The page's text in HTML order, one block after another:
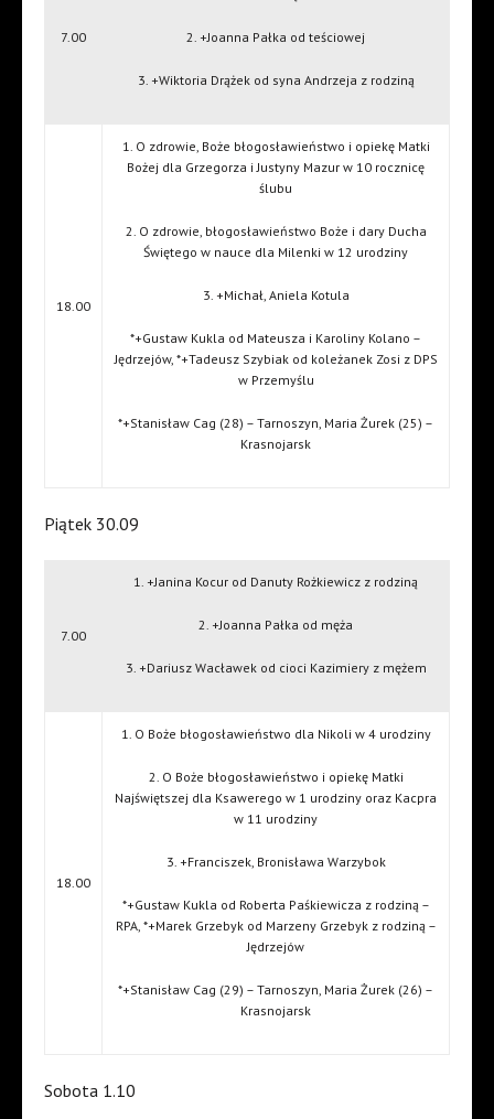
7.00 2. +Joanna Pałka od teściowej
3. +Wiktoria Drążek od syna Andrzeja z rodziną
18.00
1. O zdrowie, Boże błogosławieństwo i opiekę Matki
Bożej dla Grzegorza i Justyny Mazur w 10 rocznicę
ślubu
2. O zdrowie, błogosławieństwo Boże i dary Ducha
Świętego w nauce dla Milenki w 12 urodziny
3. +Michał, Aniela Kotula
*+Gustaw Kukla od Mateusza i Karoliny Kolano –
Jędrzejów, *+Tadeusz Szybiak od koleżanek Zosi z DPS
w Przemyślu
*+Stanisław Cag (28) – Tarnoszyn, Maria Żurek (25) –
Krasnojarsk
Piątek 30.09
7.00
1. +Janina Kocur od Danuty Rożkiewicz z rodziną
2. +Joanna Pałka od męża
3. +Dariusz Wacławek od cioci Kazimiery z mężem
18.00
1. O Boże błogosławieństwo dla Nikoli w 4 urodziny
2. O Boże błogosławieństwo i opiekę Matki
Najświętszej dla Ksawerego w 1 urodziny oraz Kacpra
w 11 urodziny
3. +Franciszek, Bronisława Warzybok
*+Gustaw Kukla od Roberta Paśkiewicza z rodziną –
RPA, *+Marek Grzebyk od Marzeny Grzebyk z rodziną –
Jędrzejów
*+Stanisław Cag (29) – Tarnoszyn, Maria Żurek (26) –
Krasnojarsk
Sobota 1.10